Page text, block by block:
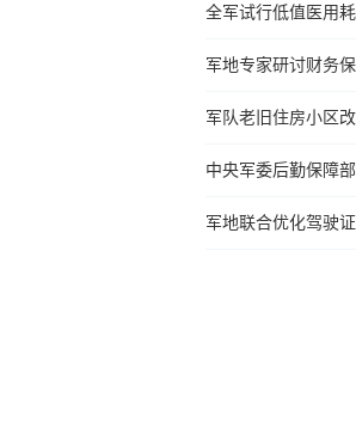
全军试行低值医用
军地专家研讨财务
军队老旧住房小区
中央军委后勤保障
军地联合优化驾驶